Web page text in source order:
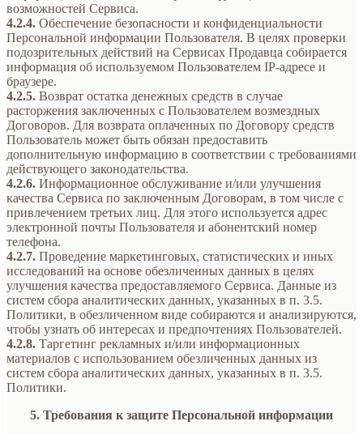
возможностей Сервиса.
4.2.4. Обеспечение безопасности и конфиденциальности
Персональной информации Пользователя. В целях проверки
подозрительных действий на Сервисах Продавца собирается
информация об используемом Пользователем IP-адресе и
браузере.
4.2.5. Возврат остатка денежных средств в случае
расторжения заключенных с Пользователем возмездных
Договоров. Для возврата оплаченных по Договору средств
Пользователь может быть обязан предоставить
дополнительную информацию в соответствии с требованиями
действующего законодательства.
4.2.6. Информационное обслуживание и/или улучшения
качества Сервиса по заключенным Договорам, в том числе с
привлечением третьих лиц. Для этого используется адрес
электронной почты Пользователя и абонентский номер
телефона.
4.2.7. Проведение маркетинговых, статистических и иных
исследований на основе обезличенных данных в целях
улучшения качества предоставляемого Сервиса. Данные из
систем сбора аналитических данных, указанных в п. 3.5.
Политики, в обезличенном виде собираются и анализируются,
чтобы узнать об интересах и предпочтениях Пользователей.
4.2.8. Таргетинг рекламных и/или информационных
материалов с использованием обезличенных данных из
систем сбора аналитических данных, указанных в п. 3.5.
Политики.
5. Требования к защите Персональной информации